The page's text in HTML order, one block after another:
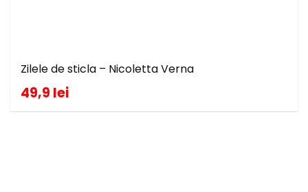
Zilele de sticla – Nicoletta Verna
49,9 lei